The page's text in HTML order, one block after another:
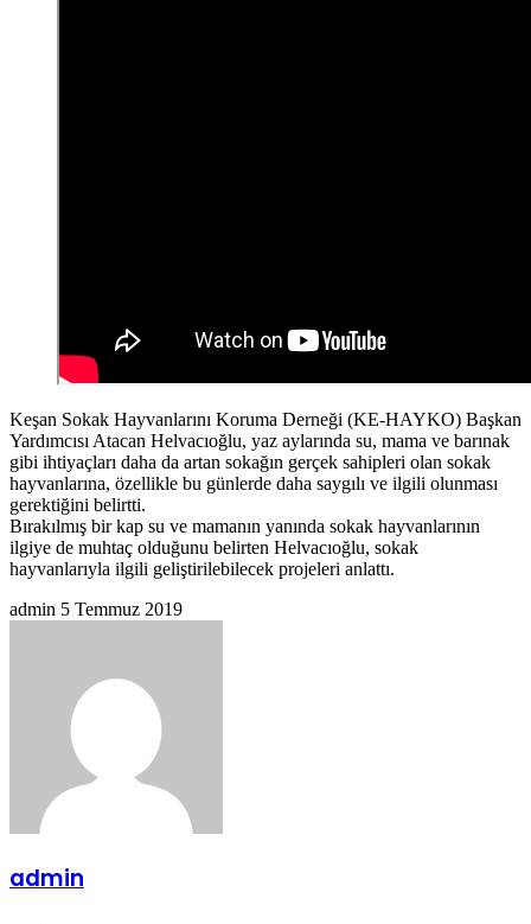
Keşan Sokak Hayvanlarını Koruma Derneği (KE-HAYKO) Başkan
Yardımcısı Atacan Helvacıoğlu, yaz aylarında su, mama ve barınak
gibi ihtiyaçları daha da artan sokağın gerçek sahipleri olan sokak
hayvanlarına, özellikle bu günlerde daha saygılı ve ilgili olunması
gerektiğini belirtti.
Bırakılmış bir kap su ve mamanın yanında sokak hayvanlarının
ilgiye de muhtaç olduğunu belirten Helvacıoğlu, sokak
hayvanlarıyla ilgili geliştirilebilecek projeleri anlattı.
admin Bir
5 Temmuz 2019
admin